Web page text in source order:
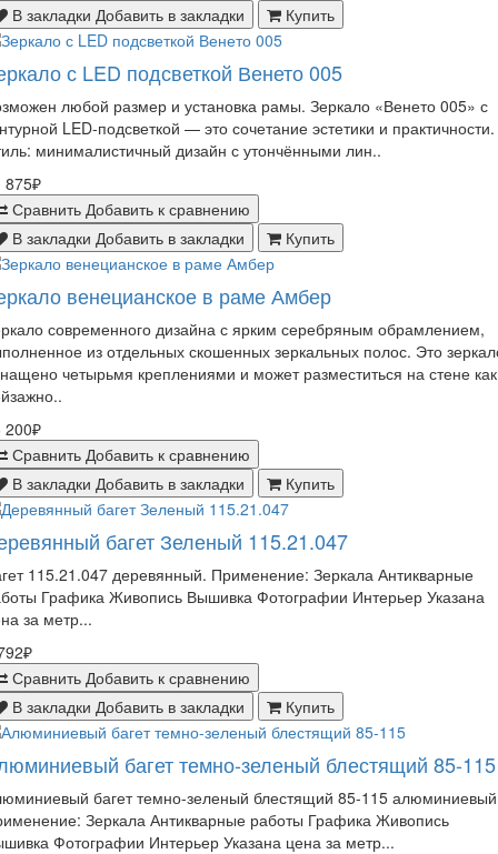
В закладки Добавить в закладки Купить
с LED подсветкой Венето 005
любой размер и установка рамы. Зеркало «Венето 005» с
LED-подсветкой — это сочетание эстетики и практичности.
минималистичный дизайн с утончёнными лин..
875₽
Сравнить Добавить к сравнению
В закладки Добавить в закладки Купить
венецианское в раме Амбер
современного дизайна с ярким серебряным обрамлением,
из отдельных скошенных зеркальных полос. Это
четырьмя креплениями и может разместиться на стене
200₽
Сравнить Добавить к сравнению
В закладки Добавить в закладки Купить
багет Зеленый 115.21.047
115.21.047 деревянный. Применение: Зеркала Антикварные
Графика Живопись Вышивка Фотографии Интерьер Указана
за метр...
Сравнить Добавить к сравнению
В закладки Добавить в закладки Купить
багет темно-зеленый блестящий 85-115
багет темно-зеленый блестящий 85-115
Зеркала Антикварные работы Графика Живопись
Фотографии Интерьер Указана цена за метр...